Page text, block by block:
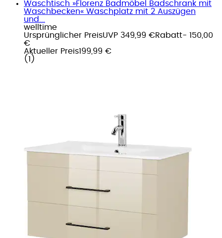
Waschtisch »Florenz Badmöbel Badschrank mit
Waschbecken« Waschplatz mit 2 Auszügen
und...
welltime
Ursprünglicher PreisUVP 349,99 €Rabatt- 150,00
€
Aktueller Preis199,99 €
( 1 )